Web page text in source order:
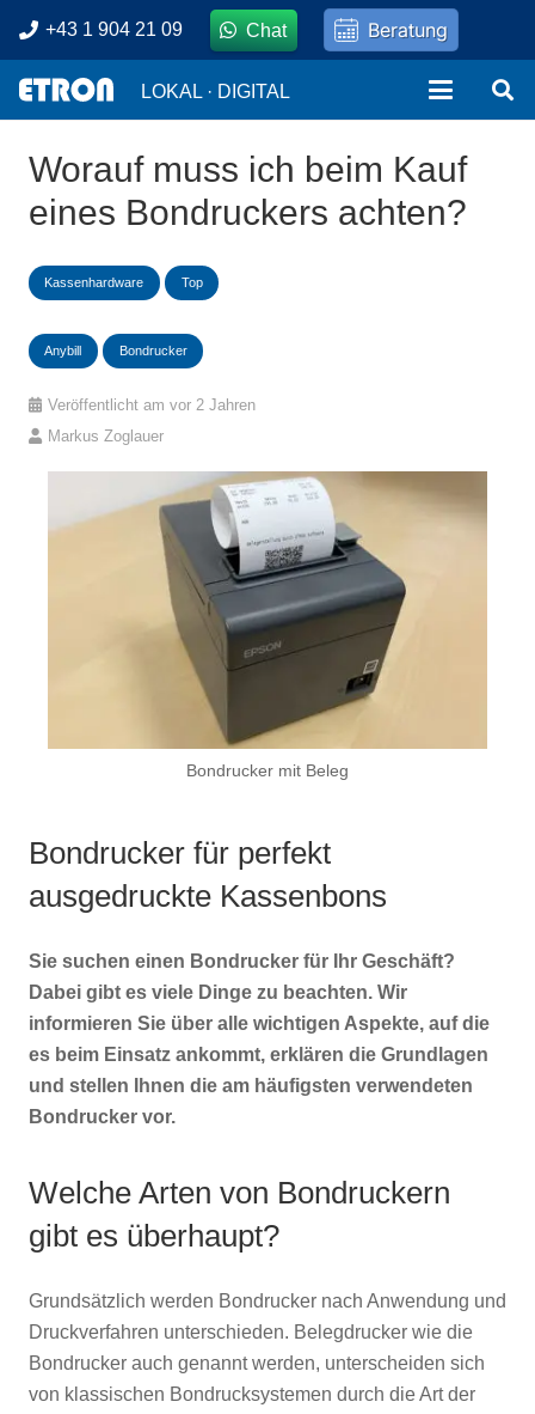
+43 1 904 21 09 Chat Beratung
LOKAL · DIGITAL
Worauf muss ich beim Kauf
eines Bondruckers achten?
Kassenhardware Top
Anybill Bondrucker
Veröffentlicht amvor 2 Jahren
Markus Zoglauer
Bondrucker mit Beleg
Bondrucker für perfekt
ausgedruckte Kassenbons
Sie suchen einen Bondrucker für Ihr Geschäft?
Dabei gibt es viele Dinge zu beachten. Wir
informieren Sie über alle wichtigen Aspekte, auf die
es beim Einsatz ankommt, erklären die Grundlagen
und stellen Ihnen die am häufigsten verwendeten
Bondrucker vor.
Welche Arten von Bondruckern
gibt es überhaupt?
Grundsätzlich werden Bondrucker nach Anwendung und
Druckverfahren unterschieden. Belegdrucker wie die
Bondrucker auch genannt werden, unterscheiden sich
von klassischen Bondrucksystemen durch die Art der